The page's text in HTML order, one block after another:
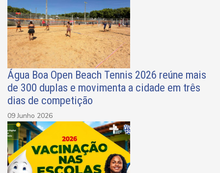
Água Boa Open Beach Tennis 2026 reúne mais
de 300 duplas e movimenta a cidade em três
dias de competição
09 Junho 2026